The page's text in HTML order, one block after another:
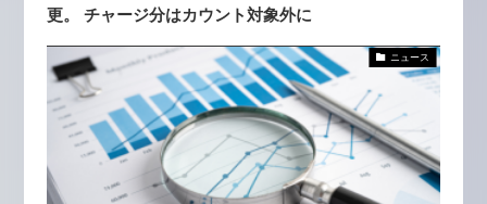
更。 チャージ分はカウント対象外に
ニュース